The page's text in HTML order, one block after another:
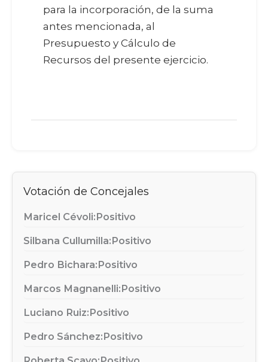
para la incorporación, de la suma
antes mencionada, al
Presupuesto y Cálculo de
Recursos del presente ejercicio.
Votación de Concejales
Maricel Cévoli:Positivo
Silbana Cullumilla:Positivo
Pedro Bichara:Positivo
Marcos Magnanelli:Positivo
Luciano Ruiz:Positivo
Pedro Sánchez:Positivo